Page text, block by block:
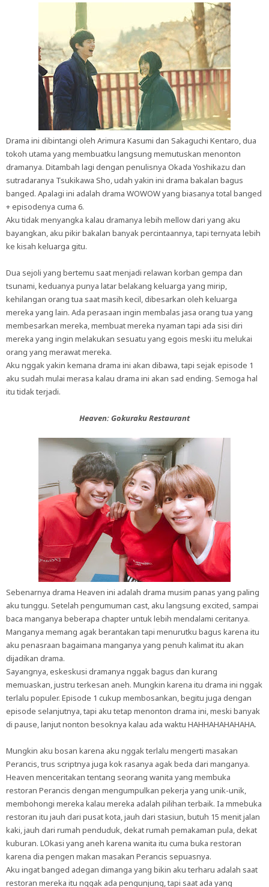
Drama ini dibintangi oleh Arimura Kasumi dan Sakaguchi Kentaro, dua
tokoh utama yang membuatku langsung memutuskan menonton
dramanya. Ditambah lagi dengan penulisnya Okada Yoshikazu dan
sutradaranya Tsukikawa Sho, udah yakin ini drama bakalan bagus
banged. Apalagi ini adalah drama WOWOW yang biasanya total banged
+ episodenya cuma 6.
Aku tidak menyangka kalau dramanya lebih mellow dari yang aku
bayangkan, aku pikir bakalan banyak percintaannya, tapi ternyata lebih
ke kisah keluarga gitu.
Dua sejoli yang bertemu saat menjadi relawan korban gempa dan
tsunami, keduanya punya latar belakang keluarga yang mirip,
kehilangan orang tua saat masih kecil, dibesarkan oleh keluarga
mereka yang lain. Ada perasaan ingin membalas jasa orang tua yang
membesarkan mereka, membuat mereka nyaman tapi ada sisi diri
mereka yang ingin melakukan sesuatu yang egois meski itu melukai
orang yang merawat mereka.
Aku nggak yakin kemana drama ini akan dibawa, tapi sejak episode 1
aku sudah mulai merasa kalau drama ini akan sad ending. Semoga hal
itu tidak terjadi.
Heaven: Gokuraku Restaurant
Sebenarnya drama Heaven ini adalah drama musim panas yang paling
aku tunggu. Setelah pengumuman cast, aku langsung excited, sampai
baca manganya beberapa chapter untuk lebih mendalami ceritanya.
Manganya memang agak berantakan tapi menurutku bagus karena itu
aku penasraan bagaimana manganya yang penuh kalimat itu akan
dijadikan drama.
Sayangnya, eskeskusi dramanya nggak bagus dan kurang
memuaskan, justru terkesan aneh. Mungkin karena itu drama ini nggak
terlalu populer. Episode 1 cukup membosankan, begitu juga dengan
episode selanjutnya, tapi aku tetap menonton drama ini, meski banyak
di pause, lanjut nonton besoknya kalau ada waktu HAHHAHAHAHAHA.
Mungkin aku bosan karena aku nggak terlalu mengerti masakan
Perancis, trus scriptnya juga kok rasanya agak beda dari manganya.
Heaven menceritakan tentang seorang wanita yang membuka
restoran Perancis dengan mengumpulkan pekerja yang unik-unik,
membohongi mereka kalau mereka adalah pilihan terbaik. Ia mmebuka
restoran itu jauh dari pusat kota, jauh dari stasiun, butuh 15 menit jalan
kaki, jauh dari rumah penduduk, dekat rumah pemakaman pula, dekat
kuburan. LOkasi yang aneh karena wanita itu cuma buka restoran
karena dia pengen makan masakan Perancis sepuasnya.
Aku ingat banged adegan dimanga yang bikin aku terharu adalah saat
restoran mereka itu nggak ada pengunjung, tapi saat ada yang